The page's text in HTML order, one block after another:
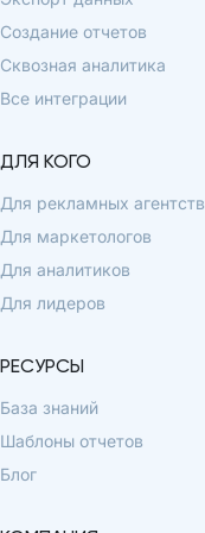
Создание отчетов
Сквозная аналитика
Все интеграции
ДЛЯ КОГО
Для рекламных агентств
Для маркетологов
Для аналитиков
Для лидеров
РЕСУРСЫ
База знаний
Шаблоны отчетов
Блог